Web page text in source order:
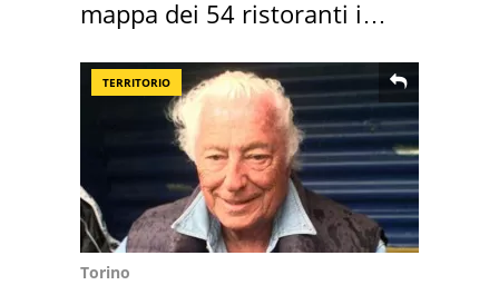
mappa dei 54 ristoranti in
TERRITORIO
Torino